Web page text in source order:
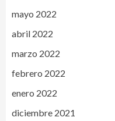
mayo 2022
abril 2022
marzo 2022
febrero 2022
enero 2022
diciembre 2021